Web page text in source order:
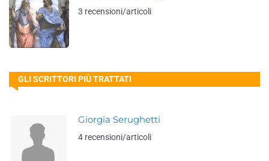
3 recensioni/articoli
GLI SCRITTORI PIÙ TRATTATI
Giorgia Serughetti
4 recensioni/articoli